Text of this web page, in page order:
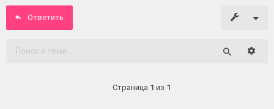
Вход
ФОРУМ
Ответить
Страница 1 из 1